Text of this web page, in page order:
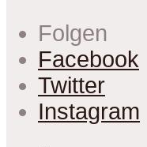
Folgen
Facebook
Twitter
Instagram